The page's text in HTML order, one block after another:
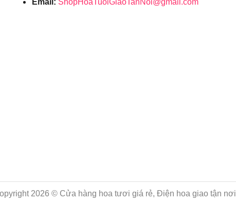
Email: ShopHoaTuoiGiaoTanNoi@gmail.com
2026 © Cửa hàng hoa tươi giá rẻ, Điện hoa giao tận nơi